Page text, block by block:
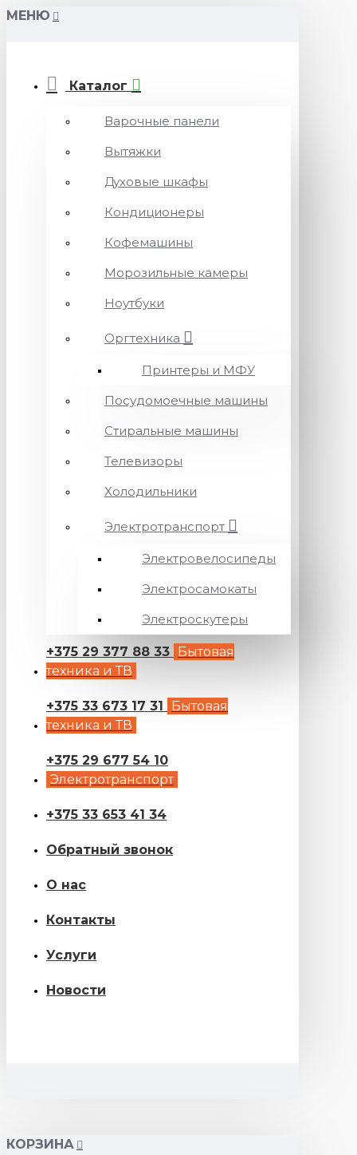
МЕНЮ
Каталог
Варочные панели
Вытяжки
Духовые шкафы
Кондиционеры
Кофемашины
Морозильные камеры
Ноутбуки
Оргтехника
Принтеры и МФУ
Посудомоечные машины
Стиральные машины
Телевизоры
Холодильники
Электротранспорт
Электровелосипеды
Электросамокаты
Электроскутеры
+375 29 377 88 33 Бытовая
техника и ТВ
+375 33 673 17 31
Бытовая
техника и ТВ
+375 29 677 54 10
Электротранспорт
+375 33 653 41 34
Обратный звонок
О нас
Контакты
Услуги
Новости
КОРЗИНА